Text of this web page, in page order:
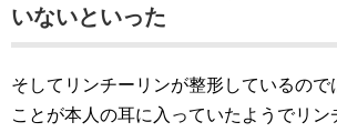
いないといった
そしてリンチーリンが整形しているので
ことが本人の耳に入っていたようでリン